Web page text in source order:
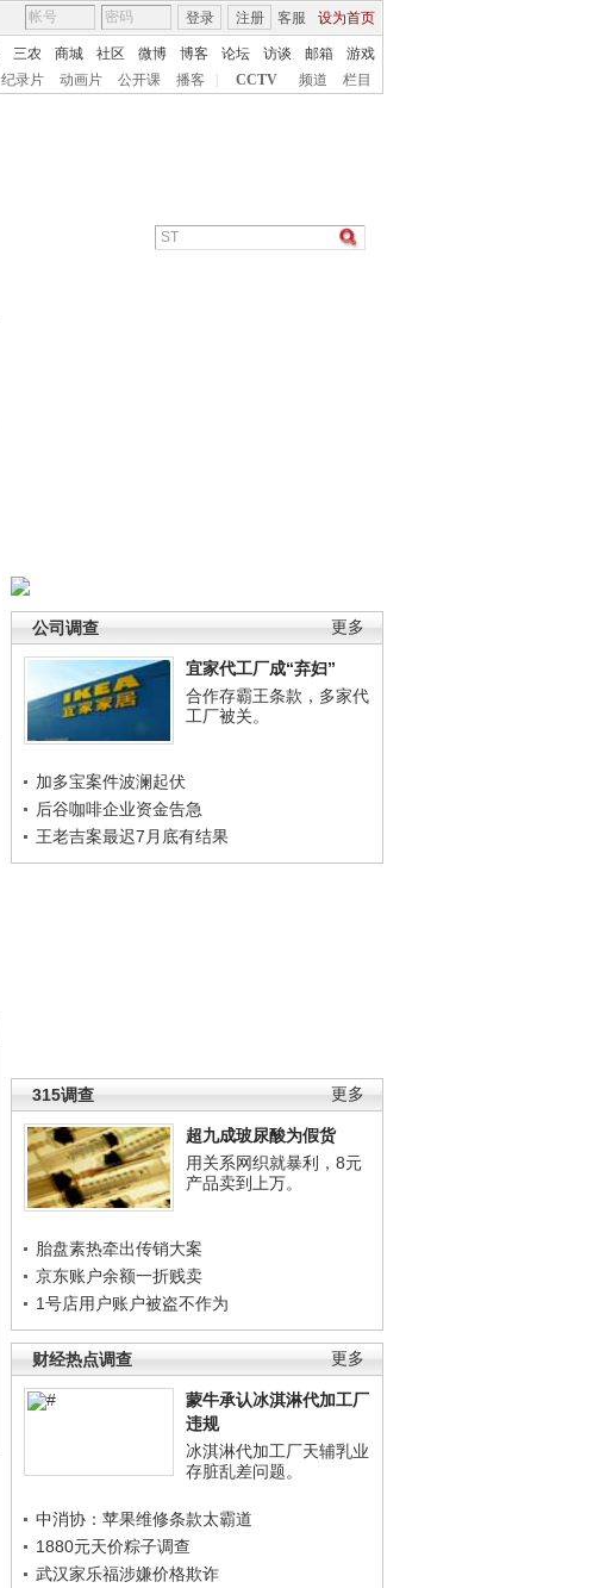
客服 设为首页
登录 注册
三农 商城 社区 微博 博客 论坛 访谈 邮箱
游戏
纪录片 动画片 公开课 播客 CCTV 频道 栏目
更多
公司调查
宜家代工厂成“弃妇”
合作存霸王条款，多家代
工厂被关。
加多宝案件波澜起伏
后谷咖啡企业资金告急
王老吉案最迟7月底有结果
更多
315调查
超九成玻尿酸为假货
用关系网织就暴利，8元
产品卖到上万。
胎盘素热牵出传销大案
京东账户余额一折贱卖
1号店用户账户被盗不作为
更多
财经热点调查
蒙牛承认冰淇淋代加工厂
违规
冰淇淋代加工厂天辅乳业
存脏乱差问题。
中消协：苹果维修条款太霸道
1880元天价粽子调查
武汉家乐福涉嫌价格欺诈